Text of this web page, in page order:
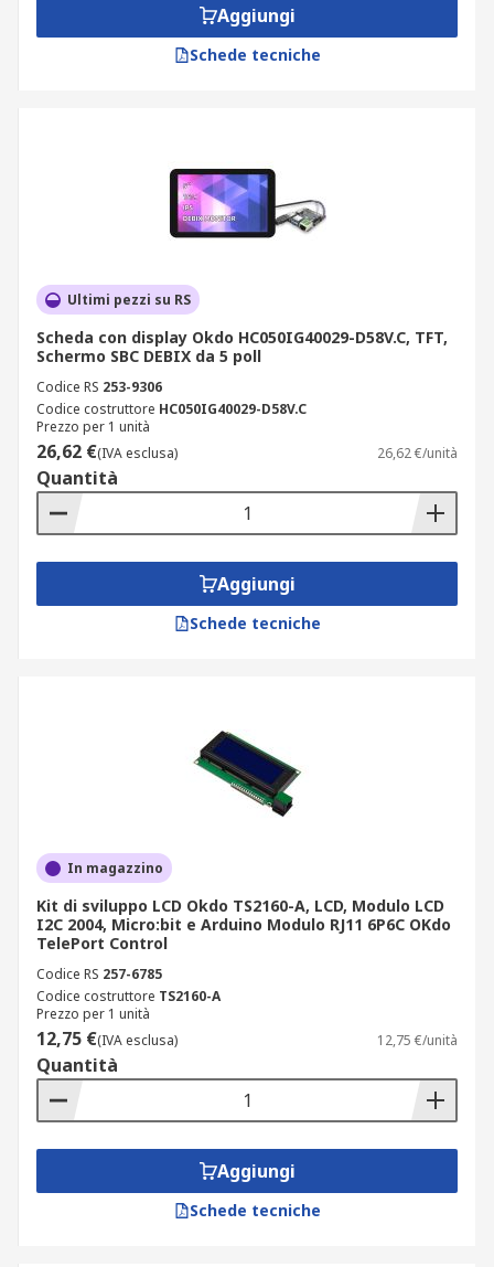
Aggiungi
Schede tecniche
Ultimi pezzi su RS
Scheda con display Okdo HC050IG40029-D58V.C, TFT,
Schermo SBC DEBIX da 5 poll
Codice RS 253-9306
Codice costruttore HC050IG40029-D58V.C
Prezzo per 1 unità
26,62 €(IVA esclusa) 26,62 €/unità
Quantità
Aggiungi
Schede tecniche
In magazzino
Kit di sviluppo LCD Okdo TS2160-A, LCD, Modulo LCD
I2C 2004, Micro:bit e Arduino Modulo RJ11 6P6C OKdo
TelePort Control
Codice RS 257-6785
Codice costruttore TS2160-A
Prezzo per 1 unità
12,75 €(IVA esclusa) 12,75 €/unità
Quantità
Aggiungi
Schede tecniche